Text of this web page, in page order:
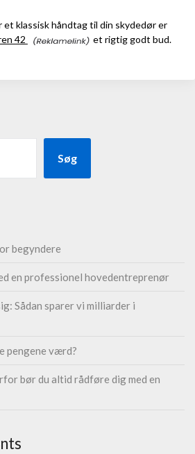
et klassisk håndtag til din skydedør er
42 et rigtig godt bud.
Søg
begyndere
en professionel hovedentreprenør
Sådan sparer vi milliarder i
pengene værd?
bør du altid rådføre dig med en